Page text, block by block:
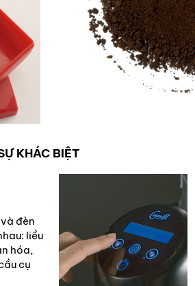
KHÁC BIỆT
đèn
liều
hóa,
cụ